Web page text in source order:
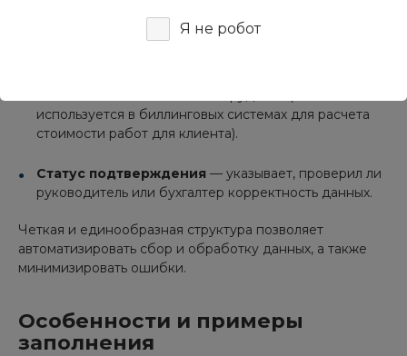
Я не робот
«разработка», «тестирование», «встречи»,
«администрирование». Это упрощает последующий
используется в биллинговых системах для расчета
стоимости работ для клиента).
Статус подтверждения — указывает, проверил ли
руководитель или бухгалтер корректность данных.
Четкая и единообразная структура позволяет
автоматизировать сбор и обработку данных, а также
минимизировать ошибки.
Особенности и примеры
заполнения